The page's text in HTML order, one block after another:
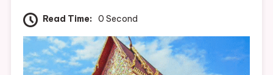
ดอก
Read Time: 0 Second